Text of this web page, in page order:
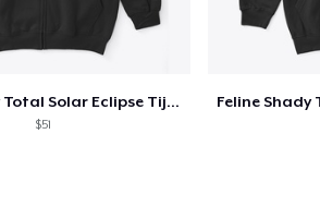
Feline Shady Total Solar Eclipse Tijuana
$51
Classic Crewneck Sweatshirt
$US
Classic Tee